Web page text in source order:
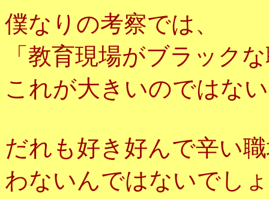
僕なりの考察では、
「教育現場がブラック
これが大きいのではな
だれも好き好んで辛い
わないんではないでし